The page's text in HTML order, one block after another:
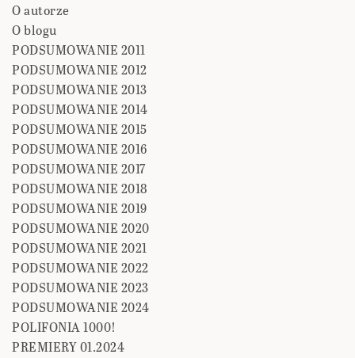
O autorze
O blogu
PODSUMOWANIE 2011
PODSUMOWANIE 2012
PODSUMOWANIE 2013
PODSUMOWANIE 2014
PODSUMOWANIE 2015
PODSUMOWANIE 2016
PODSUMOWANIE 2017
PODSUMOWANIE 2018
PODSUMOWANIE 2019
PODSUMOWANIE 2020
PODSUMOWANIE 2021
PODSUMOWANIE 2022
PODSUMOWANIE 2023
PODSUMOWANIE 2024
POLIFONIA 1000!
PREMIERY 01.2024